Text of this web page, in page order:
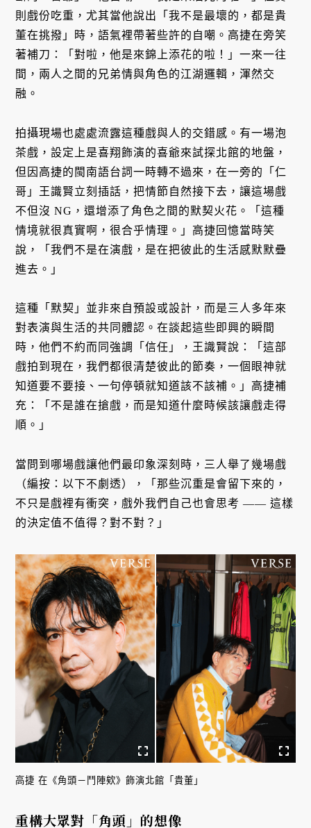
則戲份吃重，尤其當他說出「我不是最壞的，都是貴
董在挑撥」時，語氣裡帶著些許的自嘲。高捷在旁笑
著補刀：「對啦，他是來錦上添花的啦！」一來一往
間，兩人之間的兄弟情與角色的江湖邏輯，渾然交
融。
拍攝現場也處處流露這種戲與人的交錯感。有一場泡
茶戲，設定上是喜翔飾演的喜爺來試探北館的地盤，
但因高捷的閩南語台詞一時轉不過來，在一旁的「仁
哥」王識賢立刻插話，把情節自然接下去，讓這場戲
不但沒 NG，還增添了角色之間的默契火花。「這種
情境就很真實啊，很合乎情理。」高捷回憶當時笑
說，「我們不是在演戲，是在把彼此的生活感默默疊
進去。」
這種「默契」並非來自預設或設計，而是三人多年來
對表演與生活的共同體認。在談起這些即興的瞬間
時，他們不約而同強調「信任」，王識賢說：「這部
戲拍到現在，我們都很清楚彼此的節奏，一個眼神就
知道要不要接、一句停頓就知道該不該補。」高捷補
充：「不是誰在搶戲，而是知道什麼時候該讓戲走得
順。」
當問到哪場戲讓他們最印象深刻時，三人舉了幾場戲
（編按：以下不劇透），「那些沉重是會留下來的，
不只是戲裡有衝突，戲外我們自己也會思考 —— 這樣
的決定值不值得？對不對？」
高捷 在《角頭－鬥陣欸》飾演北館「貴董」
重構大眾對「角頭」的想像